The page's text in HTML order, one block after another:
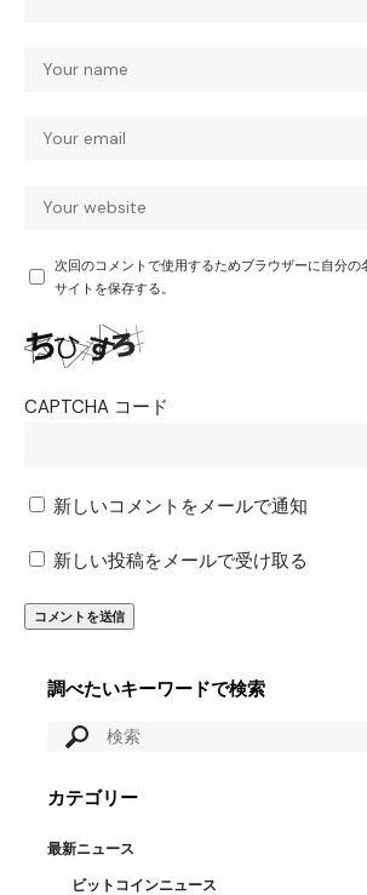
次回のコメントで使用するためブラウザーに自分の
サイトを保存する。
CAPTCHA コード
新しいコメントをメールで通知
新しい投稿をメールで受け取る
調べたいキーワードで検索
カテゴリー
最新ニュース
ビットコインニュース